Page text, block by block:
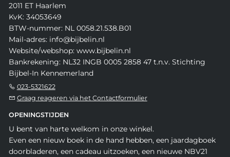
2011 ET Haarlem
KvK: 34053649
BTW-nummer: NL 0058.21.538.B01
Mail-adres: info@bijbelin.nl
Website/webshop: www.bijbelin.nl
Bankrekening: NL32 INGB 0005 2858 47 t.n.v. Stichting
Bijbel-In Kennemerland
023-5321622
Graag reageren via het Contactformulier
OPENINGSTIJDEN
U bent van harte welkom in onze winkel.
Even een nieuw boek in de hand hebben, een jaardagboek
doorbladeren, een cadeau uitzoeken, een nieuwe NBV21